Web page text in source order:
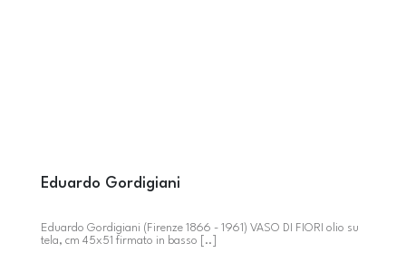
Eduardo Gordigiani
Eduardo Gordigiani (Firenze 1866 - 1961) VASO DI FIORI olio su
tela, cm 45x51 firmato in basso [..]